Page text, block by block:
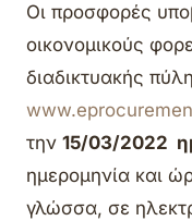
Οι προσφορές
οικονομικούς
διαδικτυακής
την 15/03/2022
ημερομηνία και
γλώσσα, σε